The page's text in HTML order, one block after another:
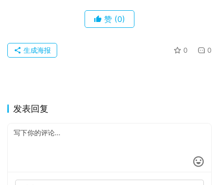
赞 (0)
0 0
生成海报
发表回复